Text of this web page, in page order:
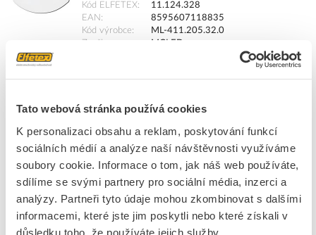
Tato webová stránka používá cookies
K personalizaci obsahu a reklam, poskytování funkcí
sociálních médií a analýze naší návštěvnosti využíváme
soubory cookie. Informace o tom, jak náš web používáte,
sdílíme se svými partnery pro sociální média, inzerci a
analýzy. Partneři tyto údaje mohou zkombinovat s dalšími
informacemi, které jste jim poskytli nebo které získali v
důsledku toho, že používáte jejich služby.
Kód ELFETEX
11.124.328
EAN
8595607118835
Kód výrobce
ML-411.205.32.0
Cena s DPH 831,37 Kč/ks
Přidat k porovnání